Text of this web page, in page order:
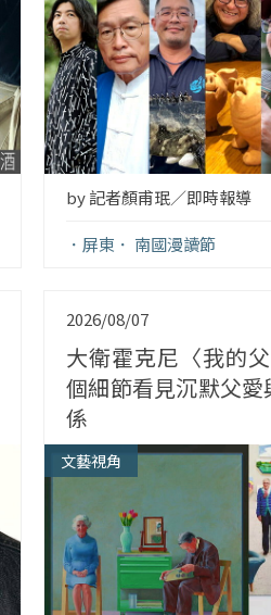
by 記者顏甫珉／即時報導
屏東 南國漫讀節
2026/08/07
大衛霍克尼〈我的
個細節看見沉默父愛
係
文藝視角